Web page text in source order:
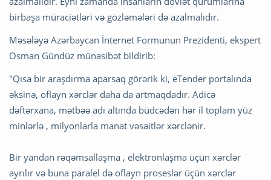
birbaşa müraciətləri və gözləmələri də azalmalıdır.
Məsələyə Azərbaycan İnternet Formunun Prezidenti, ekspert
Osman Gündüz münasibət bildirib:
"Qısa bir araşdırma aparsaq görərik ki, eTender portalında
əksinə, oflayn xərclər daha da artmaqdadır. Adicə
dəftərxana, mətbəə adı altında büdcədən hər il toplam yüz
minlərlə , milyonlarla manat vəsaitlər xərclənir.
Bir yandan rəqəmsallaşma , elektronlaşma üçün xərclər
ayrılır və buna paralel də oflayn proseslər üçün xərclər